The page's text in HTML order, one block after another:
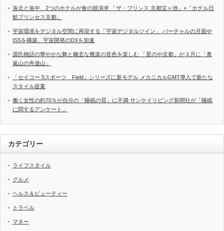
洛北と洛中、2つのホテルが食の競演求 「ザ・プリンス 京都宝ヶ池」×「ホテル日
航プリンセス京都」
宇宙環境をデジタル空間に再現する「宇宙デジタルツイン」 バーチャルの月面や
ISSを構築、宇宙開発のDXを加速
源氏物語の華やかな舞と幽玄な雅楽の音色を楽しむ 「星のや京都」が３月に「奥
嵐山の舟遊山」
「セイコー 5スポーツ Field」シリーズに新モデル メカニカルGMT導入で新たな
スタイル提案
働く女性の約70％が自分の「睡眠の質」に不満 サンケイリビング新聞社が「睡眠
に関するアンケート」
カテゴリー
ライフスタイル
グルメ
ヘルス＆ビューティー
トラベル
マネー